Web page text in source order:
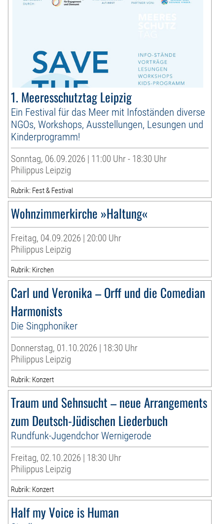
1. Meeresschutztag Leipzig
Ein Festival für das Meer mit Infoständen diverse
NGOs, Workshops, Ausstellungen, Lesungen und
Kinderprogramm!
Sonntag, 06.09.2026 | 11:00 Uhr - 18:30 Uhr
Philippus Leipzig
Rubrik: Fest & Festival
Wohnzimmerkirche »Haltung«
Freitag, 04.09.2026 | 20:00 Uhr
Philippus Leipzig
Rubrik: Kirchen
Carl und Veronika – Orff und die Comedian
Harmonists
Die Singphoniker
Donnerstag, 01.10.2026 | 18:30 Uhr
Philippus Leipzig
Rubrik: Konzert
Traum und Sehnsucht – neue Arrangements
zum Deutsch-Jüdischen Liederbuch
Rundfunk-Jugendchor Wernigerode
Freitag, 02.10.2026 | 18:30 Uhr
Philippus Leipzig
Rubrik: Konzert
Half my Voice is Human